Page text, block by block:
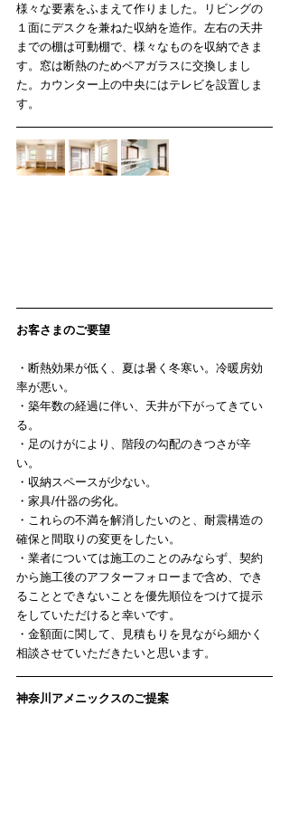
様々な要素をふまえて作りました。リビングの
１面にデスクを兼ねた収納を造作。左右の天井
までの棚は可動棚で、様々なものを収納できま
す。窓は断熱のためペアガラスに交換しまし
た。カウンター上の中央にはテレビを設置しま
す。
お客さまのご要望
・断熱効果が低く、夏は暑く冬寒い。冷暖房効
率が悪い。
・築年数の経過に伴い、天井が下がってきてい
る。
・足のけがにより、階段の勾配のきつさが辛
い。
・収納スペースが少ない。
・家具/什器の劣化。
・これらの不満を解消したいのと、耐震構造の
確保と間取りの変更をしたい。
・業者については施工のことのみならず、契約
から施工後のアフターフォローまで含め、でき
ることとできないことを優先順位をつけて提示
をしていただけると幸いです。
・金額面に関して、見積もりを見ながら細かく
相談させていただきたいと思います。
神奈川アメニックスのご提案